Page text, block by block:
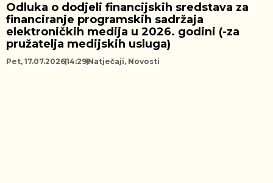
Odluka o dodjeli financijskih sredstava za
financiranje programskih sadržaja
elektroničkih medija u 2026. godini (-za
pružatelja medijskih usluga)
Pet, 17.07.202614:29 Natječaji, Novosti